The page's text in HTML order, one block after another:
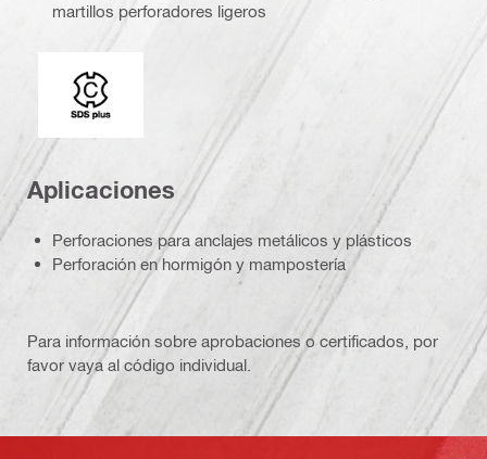
martillos perforadores ligeros
Conexión
Aplicaciones
Perforaciones para anclajes metálicos y plásticos
Perforación en hormigón y mampostería
Para información sobre aprobaciones o certificados, por
favor vaya al código individual.